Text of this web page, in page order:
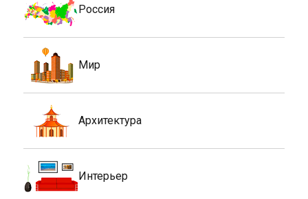
Россия
Мир
Архитектура
Интерьер